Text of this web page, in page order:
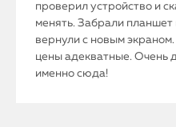
проверил устройство и
менять. Забрали планшет
вернули с новым
цены адекватные. Очень
именно сюда!